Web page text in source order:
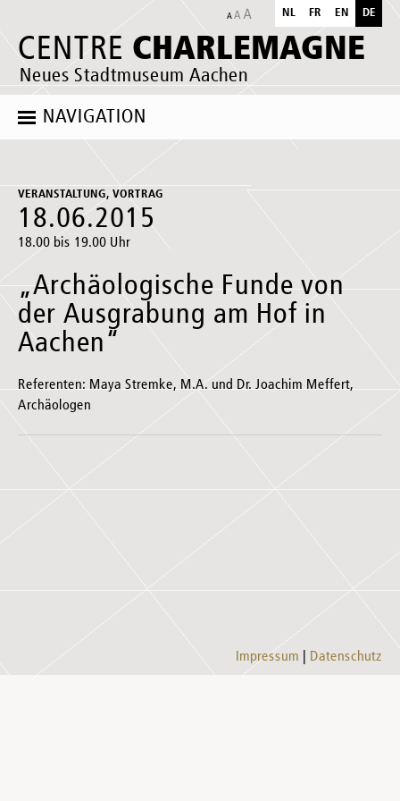
CENTRE CHARLEMAGNE
Neues Stadtmuseum Aachen
NL FR EN DE
NAVIGATION
VERANSTALTUNG, VORTRAG
18.06.2015
18.00 bis 19.00 Uhr
„Archäologische Funde von
der Ausgrabung am Hof in
Aachen“
Referenten: Maya Stremke, M.A. und Dr. Joachim Meffert,
Archäologen
Impressum Datenschutz